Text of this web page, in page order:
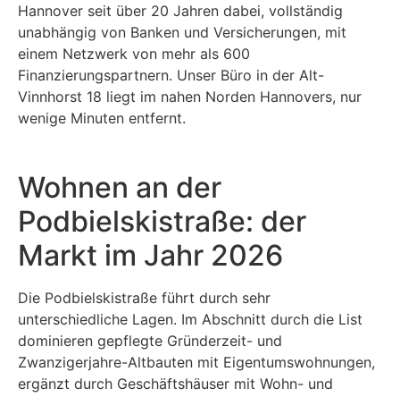
Hannover seit über 20 Jahren dabei, vollständig
unabhängig von Banken und Versicherungen, mit
einem Netzwerk von mehr als 600
Finanzierungspartnern. Unser Büro in der Alt-
Vinnhorst 18 liegt im nahen Norden Hannovers, nur
wenige Minuten entfernt.
Wohnen an der
Podbielskistraße: der
Markt im Jahr 2026
Die Podbielskistraße führt durch sehr
unterschiedliche Lagen. Im Abschnitt durch die List
dominieren gepflegte Gründerzeit- und
Zwanzigerjahre-Altbauten mit Eigentumswohnungen,
ergänzt durch Geschäftshäuser mit Wohn- und